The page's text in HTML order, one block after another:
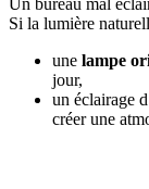
Un bureau mal
Si la lumière
une lampe
jour,
un éclairage
créer une